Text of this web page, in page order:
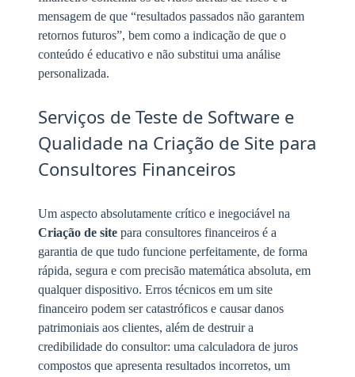
mensagem de que “resultados passados não garantem
retornos futuros”, bem como a indicação de que o
conteúdo é educativo e não substitui uma análise
personalizada.
Serviços de Teste de Software e
Qualidade na Criação de Site para
Consultores Financeiros
Um aspecto absolutamente crítico e inegociável na
Criação de site para consultores financeiros é a
garantia de que tudo funcione perfeitamente, de forma
rápida, segura e com precisão matemática absoluta, em
qualquer dispositivo. Erros técnicos em um site
financeiro podem ser catastróficos e causar danos
patrimoniais aos clientes, além de destruir a
credibilidade do consultor: uma calculadora de juros
compostos que apresenta resultados incorretos, um